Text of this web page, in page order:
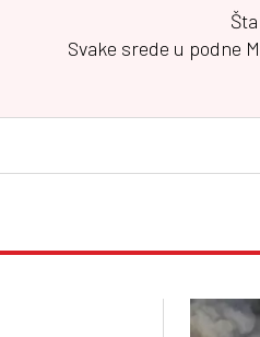
Svake srede u podne